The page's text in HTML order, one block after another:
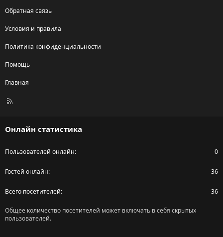
Обратная связь
Условия и правила
Политика конфиденциальности
Помощь
Главная
R
Онлайн статистика
Пользователей онлайн 0
Гостей онлайн 36
Всего посетителей 36
Общее количество посетителей может включать в себя скрытых
пользователей.